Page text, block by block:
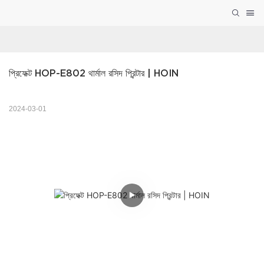
প্রিফেক্ট HOP-E802 থার্মাল রসিদ প্রিন্টার | HOIN
2024-03-01